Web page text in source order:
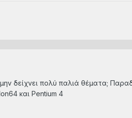
δείχνει πολύ παλιά θέματα;
και Pentium 4